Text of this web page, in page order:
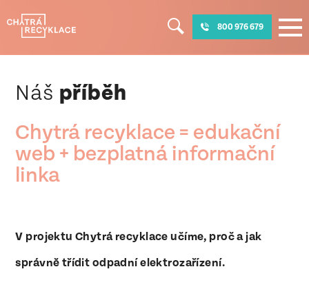
800 976 679
Náš příběh
Chytrá recyklace = edukační
web + bezplatná informační
linka
V projektu Chytrá recyklace učíme, proč a jak
správně třídit odpadní elektrozařízení.